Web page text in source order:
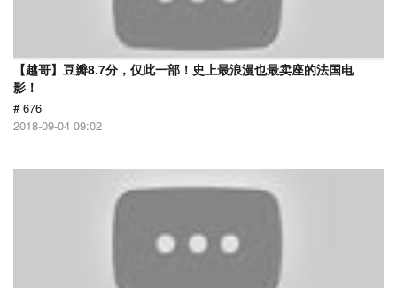
【越哥】豆瓣8.7分，仅此一部！史上最浪漫也最卖座的法国电
影！
# 676
2018-09-04 09:02